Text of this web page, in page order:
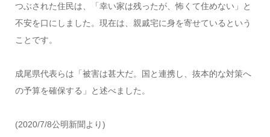
つぶされた住民は、「幸い家は残ったが、怖くて住めない」と
不安を口にしました。現在は、親戚宅に身を寄せているという
ことです。
成尾県代表らは「被害は甚大だ。国と連携し、抜本的な対策へ
の予算を確保する」と述べました。
(2020/7/8公明新聞より)